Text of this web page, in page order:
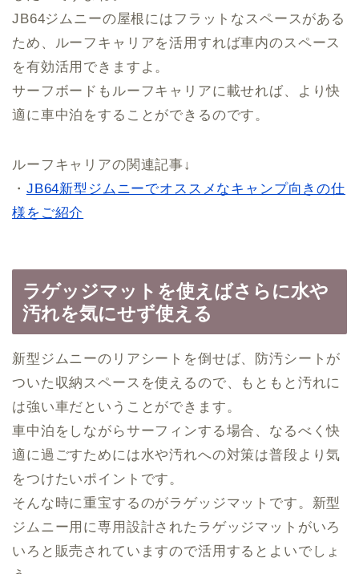
JB64ジムニーの屋根にはフラットなスペースがある
ため、ルーフキャリアを活用すれば車内のスペース
を有効活用できますよ。
サーフボードもルーフキャリアに載せれば、より快
適に車中泊をすることができるのです。
ルーフキャリアの関連記事↓
・ JB64新型ジムニーでオススメなキャンプ向きの仕
様をご紹介
ラゲッジマットを使えばさらに水や
汚れを気にせず使える
新型ジムニーのリアシートを倒せば、防汚シートが
ついた収納スペースを使えるので、もともと汚れに
は強い車だということができます。
車中泊をしながらサーフィンする場合、なるべく快
適に過ごすためには水や汚れへの対策は普段より気
をつけたいポイントです。
そんな時に重宝するのがラゲッジマットです。新型
ジムニー用に専用設計されたラゲッジマットがいろ
いろと販売されていますので活用するとよいでしょ